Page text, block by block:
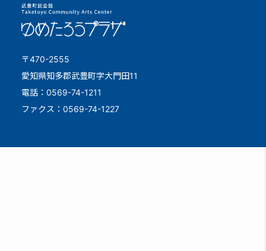
〒470-2555
愛知県知多郡武豊町字大門田11
電話：0569-74-1211
ファクス：0569-74-1227